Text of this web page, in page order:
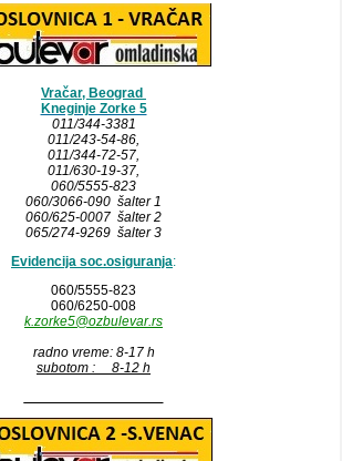
Vračar, Beograd
Kneginje Zorke 5
011/344-3381
011/243-54-86,
011/344-72-57,
011/630-19-37,
060/5555-823
060/3066-090 šalter 1
060/625-0007 šalter 2
065/274-9269 šalter 3
Evidencija soc.osiguranja:
060/5555-823
060/6250-008
k.zorke5@ozbulevar.rs
radno vreme: 8-17 h
subotom : 8-12 h